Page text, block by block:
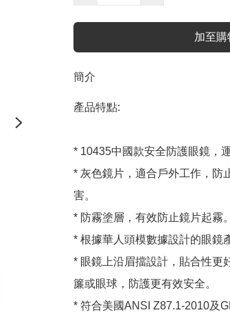
加至購
簡介
產品特點:
* 10435中國款安全防護眼鏡，
* 灰色鏡片，適合戶外工作，防
害。
* 防霧塗層，有效防止鏡片起霧。
* 根據華人頭模數據設計的眼鏡
* 眼鏡上沿眉擋設計，貼合性更
簾或眼球，防護更有效安全。
* 符合美國ANSI Z87.1-2010及